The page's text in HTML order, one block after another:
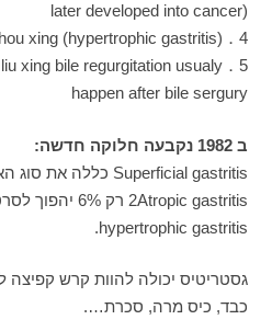
later developed into cancer)
4．肥厚性 – fei hou xing (hypertrophic gastritis)
liu xing bile regurgitation usualy
happen after bile sergury
ב 1982 נקבעה חלוקה חדשה:
Superficial gastritis כללה את סוג הארוזיה.
2Atropic gastritis רק 6% יהפוך לסרטן,
hypertrophic gastritis.
גסטריטיס יכולה להוות קרש
כבד, כיס מרה, סכרת….